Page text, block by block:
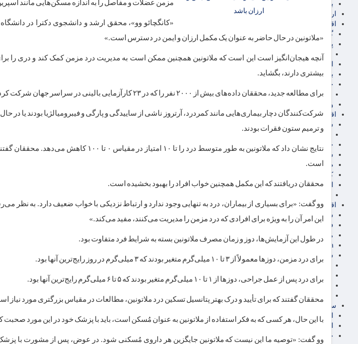
برق، آب و انرژی
ارز دیجیتال
اقتصاد اجتماعی
گردشگری
پزشکی، سلامت و زیبایی
ایران مدلب
اجتماعی
بازنشستگان
حقوق و قضایی
دفتر وکیل
ورزشی
اقتصاد شهری و روستایی
شهر و مسکن و عمران
گسترش ساختمان
حمل و نقل
شهرک های صنعتی
صنایع غذایی
کشاورزی و دامداری
اخبار استان ها
اقتصاد بین الملل
سیاسی
فارکس
مناطق آزاد تجاری
24intermedia
سایر اخبار اقتصادی
عمومی و سرگرمی
فناوری
آگهی رسمی و مزایده
آکادمی آموزش اقتصادی
سایر رسانه ها
اقتصاد فارسی
اقتصاد آفرین
خرید انواع دیزل ژنراتور
مزمن عضلات و مفاصل را به اندازه مسکن‌هایی مانند
«کانگچائو وو»، محقق ارشد و دانشجوی دکترا در
«ملاتونین در حال حاضر به عنوان یک مکمل ارزان و ایمن در دسترس است.»
آنچه هیجان‌انگیز است این است که ملاتونین همچنین ممکن است به مدیریت درد مزمن کمک کند و دری را
بیشتری دارند، بگشاید.
برای مطالعه جدید، محققان داده‌های بیش از ۲۰۰۰ نفر را که در ۲۳ کارآزمایی بالینی در سراسر جهان شرکت کرده بودند، تجزیه و تحلیل کردند.
شرکت‌کنندگان دچار بیماری‌هایی مانند کمردرد، آرتروز ناشی از ساییدگی و پارگی و فیبرومیالژیا بودند یا در
و ترمیم ستون فقرات بودند.
نتایج نشان داد که ملاتونین به طور متوسط درد را تا ۱۰
است.
محققان دریافتند که این مکمل همچنین خواب افراد را بهبود بخشیده است.
وو گفت: «برای بسیاری از بیماران، درد به تنهایی وجود ندارد و ارتباط نزدیکی با خواب ضعیف دارد. به نظر
این امر آن را به ویژه برای افرادی که درد مزمن را مدیریت می‌کنند، مفید می‌کند.»
در طول این آزمایش‌ها، دوز و زمان مصرف ملاتونین بسته به شرایط فرد متفاوت بود.
برای درد مزمن، دوزها معمولاً از ۳ تا ۱۰ میلی‌گرم متغیر بودند که ۳ میلی‌گرم در روز رایج‌ترین آنها بود.
برای درد پس از عمل جراحی، دوزها از ۱ تا ۱۰ میلی‌گرم متغیر بودند که ۵ تا ۶ میلی‌گرم رایج‌ترین آنها بود.
محققان گفتند که برای تأیید و درک بهتر پتانسیل تسکین درد ملاتونین، مطالعات در مقیاس بزرگتری مورد نیاز
با این حال، هر کسی که به فکر استفاده از ملاتونین به عنوان مُسکن است، باید با پزشک خود در این مورد صحبت
وو گفت: «توصیه ما این نیست که ملاتونین جایگزین هر داروی مُسکنی شود. در عوض، پس از مشورت با